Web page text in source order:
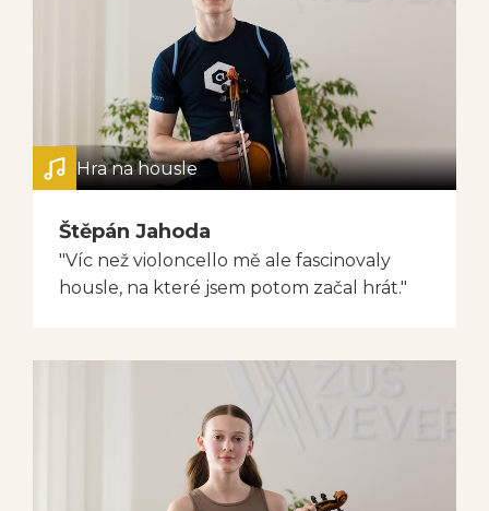
Hra na housle
Štěpán Jahoda
"Víc než violoncello mě ale fascinovaly
housle, na které jsem potom začal hrát."